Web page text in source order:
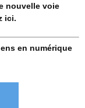
nouvelle voie
ici.
en numérique